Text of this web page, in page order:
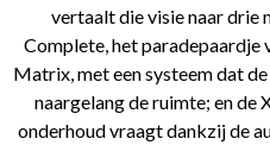
vertaalt die visie naar drie
Complete, het paradepaardje
Matrix, met een systeem dat
naargelang de ruimte; en de
onderhoud vraagt dankzij de